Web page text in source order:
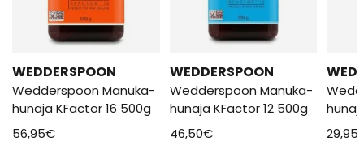
WEDDERSPOON
Wedderspoon Manuka-
hunaja KFactor 16 500g
56,95€
WEDDERSPOON
Wedderspoon Manuka-
hunaja KFactor 12 500g
46,50€
29,95